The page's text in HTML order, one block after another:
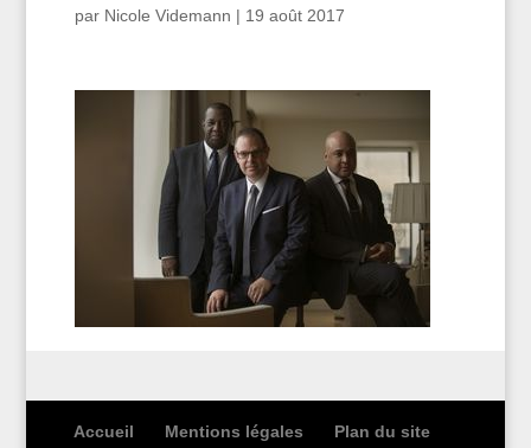
par Nicole Videmann | 19 août 2017
Accueil Mentions légales
Plan du site